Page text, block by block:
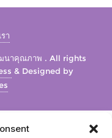
า
นาคุณภาพ . All rights
& Designed by